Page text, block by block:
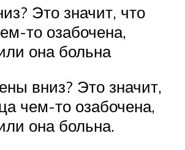
Это значит, что
то озабочена,
она больна
вниз? Это значит,
чем-то озабочена,
она больна.